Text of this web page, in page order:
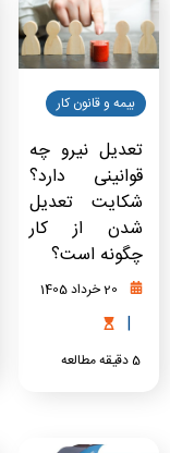
بیمه و قانون کار
تعدیل نیرو چه
قوانینی دارد؟
شکایت تعدیل
شدن از کار
چگونه است؟
20 خرداد 1405
|
5دقیقهمطالعه